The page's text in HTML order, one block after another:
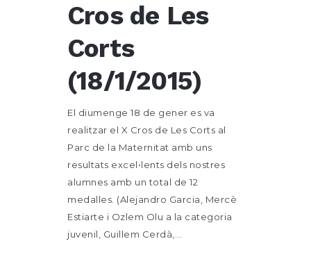
Cros de Les
Corts
(18/1/2015)
El diumenge 18 de gener es va
realitzar el X Cros de Les Corts al
Parc de la Maternitat amb uns
resultats excel•lents dels nostres
alumnes amb un total de 12
medalles. (Alejandro Garcia, Mercè
Estiarte i Ozlem Olu a la categoria
juvenil, Guillem Cerdà,...